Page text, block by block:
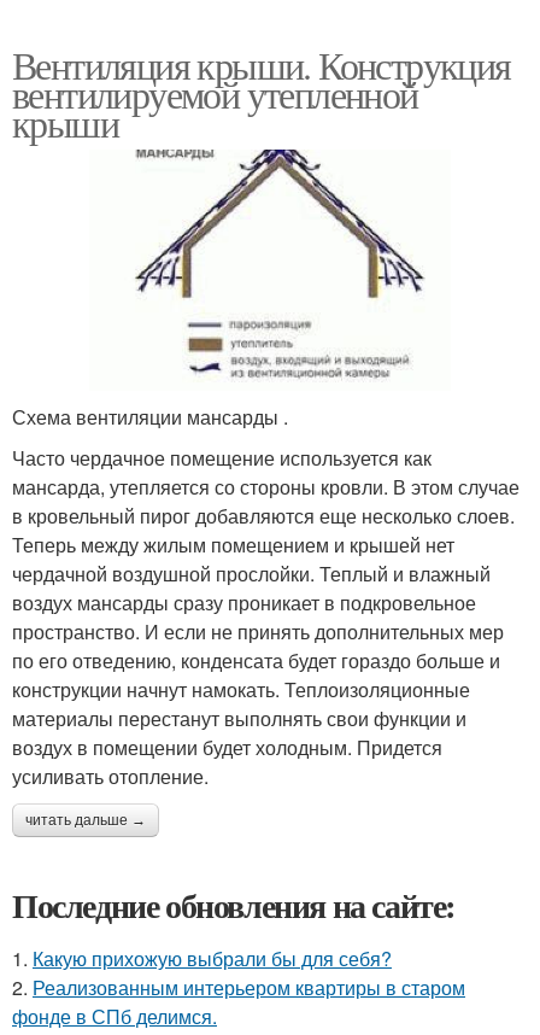
Вентиляция крыши. Конструкция
вентилируемой утепленной
крыши
Схема вентиляции мансарды .
Часто чердачное помещение используется как
мансарда, утепляется со стороны кровли. В этом случае
в кровельный пирог добавляются еще несколько слоев.
Теперь между жилым помещением и крышей нет
чердачной воздушной прослойки. Теплый и влажный
воздух мансарды сразу проникает в подкровельное
пространство. И если не принять дополнительных мер
по его отведению, конденсата будет гораздо больше и
конструкции начнут намокать. Теплоизоляционные
материалы перестанут выполнять свои функции и
воздух в помещении будет холодным. Придется
усиливать отопление.
читать дальше →
Последние обновления на сайте:
1. Какую прихожую выбрали бы для себя?
2. Реализованным интерьером квартиры в старом
фонде в СПб делимся.